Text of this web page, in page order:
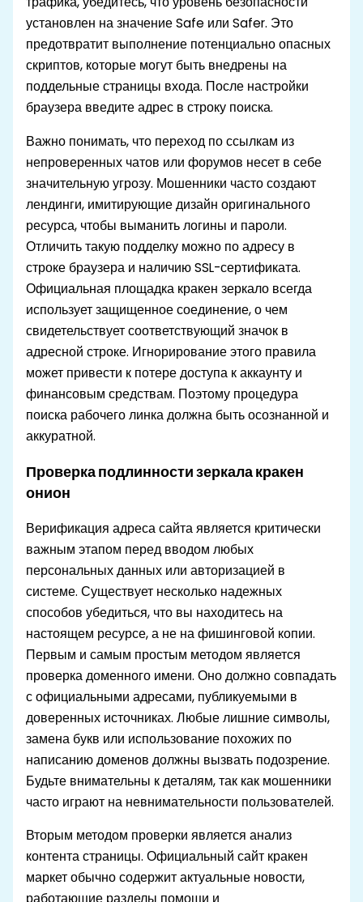
установлен на значение Safe или Safer. Это
предотвратит выполнение потенциально опасных
скриптов, которые могут быть внедрены на
поддельные страницы входа. После настройки
браузера введите адрес в строку поиска.
Важно понимать, что переход по ссылкам из
непроверенных чатов или форумов несет в себе
значительную угрозу. Мошенники часто создают
лендинги, имитирующие дизайн оригинального
ресурса, чтобы выманить логины и пароли.
Отличить такую подделку можно по адресу в
строке браузера и наличию SSL-сертификата.
Официальная площадка кракен зеркало всегда
использует защищенное соединение, о чем
свидетельствует соответствующий значок в
адресной строке. Игнорирование этого правила
может привести к потере доступа к аккаунту и
финансовым средствам. Поэтому процедура
поиска рабочего линка должна быть осознанной и
аккуратной.
Проверка подлинности зеркала кракен
онион
Верификация адреса сайта является критически
важным этапом перед вводом любых
персональных данных или авторизацией в
системе. Существует несколько надежных
способов убедиться, что вы находитесь на
настоящем ресурсе, а не на фишинговой копии.
Первым и самым простым методом является
проверка доменного имени. Оно должно совпадать
с официальными адресами, публикуемыми в
доверенных источниках. Любые лишние символы,
замена букв или использование похожих по
написанию доменов должны вызвать подозрение.
Будьте внимательны к деталям, так как мошенники
часто играют на невнимательности пользователей.
Вторым методом проверки является анализ
контента страницы. Официальный сайт кракен
маркет обычно содержит актуальные новости,